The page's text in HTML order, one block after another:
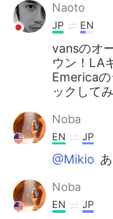
Naoto
JP EN
vansのオ
ウン！LA
Emerica
ックして
Noba
EN JP
@Mikio
Noba
EN JP